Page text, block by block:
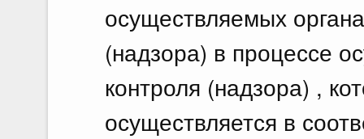
осуществляемых
(надзора) в процессе
контроля (надзора) ,
осуществляется в